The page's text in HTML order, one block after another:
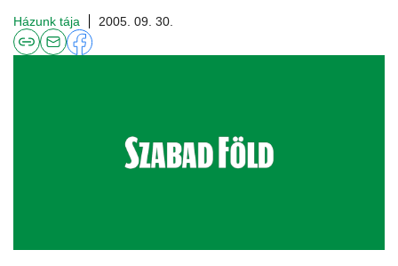
Házunk tája 2005. 09. 30.